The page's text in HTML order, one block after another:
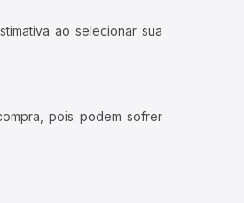
ao selecionar sua
pois podem sofrer